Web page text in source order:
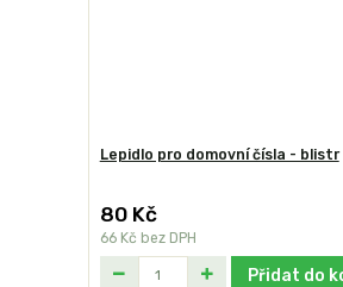
Lepidlo pro domovní čísla - blistr
80 Kč
66 Kč bez DPH
Přidat do